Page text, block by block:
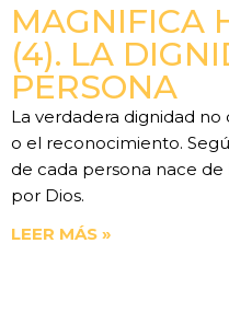
MAGNIFICA
(4). LA
PERSONA
La verdadera dignidad
o el reconocimiento.
de cada persona nace
por Dios.
LEER MÁS »